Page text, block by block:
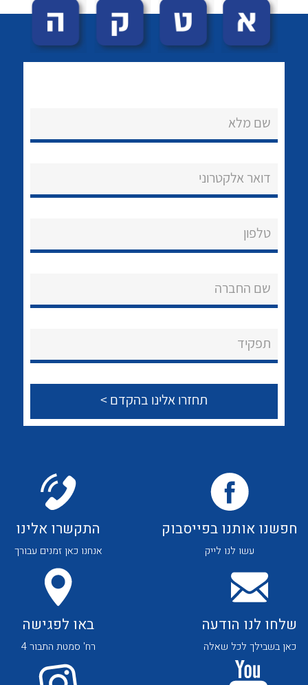
הצוות שלנו
שירותי תמיכה
לכל מוצרי היצרן לכל מוצרי היצרן
לכל מוצרי היצרן לכל מוצרי היצרן
שם מלא
דואר אלקטרוני
טלפון
שם החברה
תפקיד
חפשנו אותנו בפייסבוק
עשו לנו לייק
התקשרו אלינו
אנחנו כאן זמנים עבורך
שלחו לנו הודעה
כאן בשבילך לכל שאלה
באו לפגישה
רח' סמטת התבור 4